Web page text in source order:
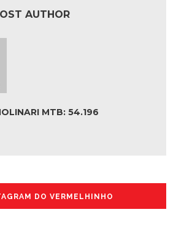
AUTHOR
MTB: 54.196
DO VERMELHINHO